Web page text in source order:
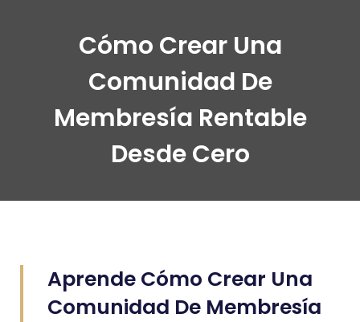
Cómo Crear Una
Comunidad De
Membresía Rentable
Desde Cero
Aprende Cómo Crear Una
Comunidad De Membresía